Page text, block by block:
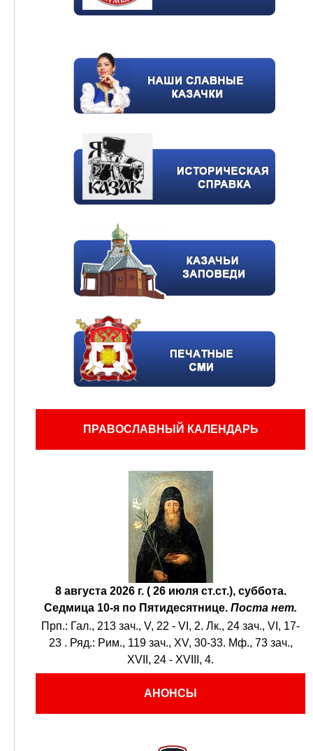
ПРАВОСЛАВНЫЙ КАЛЕНДАРЬ
8 августа 2026 г. ( 26 июля ст.ст.), суббота.
Седмица 10-я по Пятидесятнице. Поста нет.
Прп.: Гал., 213 зач., V, 22 - VI, 2. Лк., 24 зач., VI, 17-
23 . Ряд.: Рим., 119 зач., XV, 30-33. Мф., 73 зач.,
XVII, 24 - XVIII, 4.
АНОНСЫ